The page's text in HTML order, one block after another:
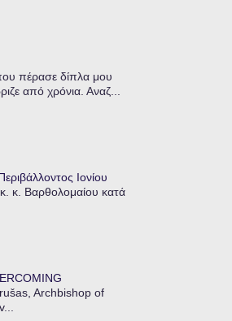
πέρασε δίπλα μου
από χρόνια. Αναζ...
Ιονίου
κ. Βαρθολομαίου κατά
Archbishop of